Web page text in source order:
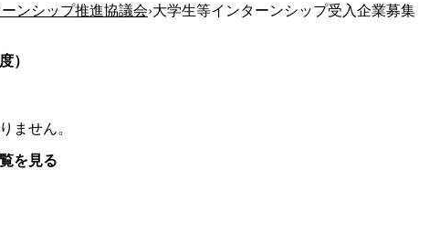
ンシップ推進協議会›大学生等インターンシップ受入企業募集
）
ません。
を見る